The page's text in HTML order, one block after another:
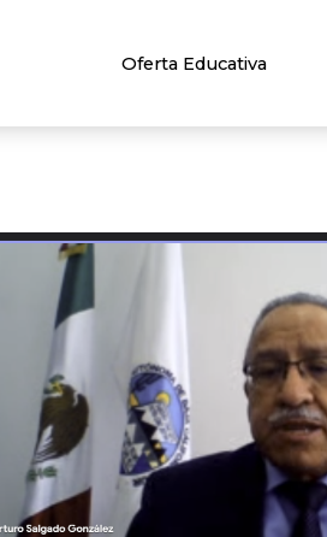
Oferta Educativa